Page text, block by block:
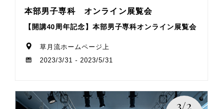
本部男子専科 オンライン展覧会
【開講40周年記念】本部男子専科オンライン展覧会
草月流ホームページ上
2023/3/31 - 2023/5/31
3/2